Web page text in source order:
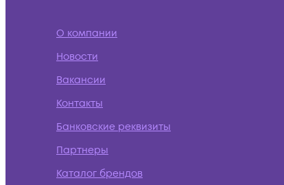
О компании
Новости
Вакансии
Контакты
Банковские реквизиты
Партнеры
Каталог брендов